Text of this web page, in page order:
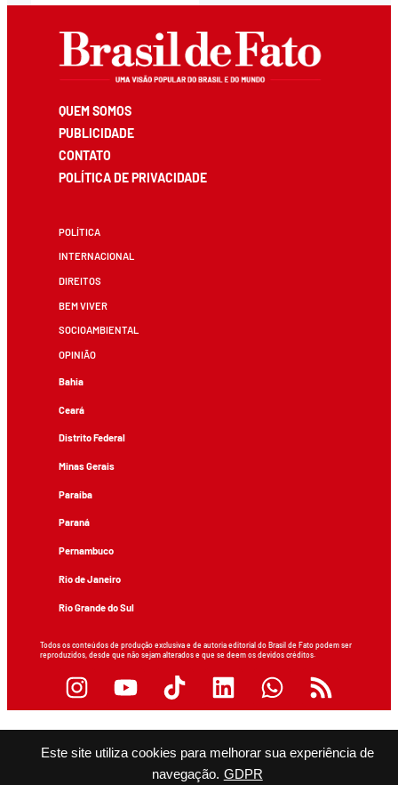
Este site utiliza cookies para melhorar sua experiência de
navegação. GDPR
QUEM SOMOS
PUBLICIDADE
CONTATO
POLÍTICA DE PRIVACIDADE
POLÍTICA
INTERNACIONAL
DIREITOS
BEM VIVER
SOCIOAMBIENTAL
OPINIÃO
Bahia
Ceará
Distrito Federal
Minas Gerais
Paraíba
Paraná
Pernambuco
Rio de Janeiro
Rio Grande do Sul
Todos os conteúdos de produção exclusiva e de autoria editorial do Brasil de Fato podem ser
reproduzidos, desde que não sejam alterados e que se deem os devidos créditos.